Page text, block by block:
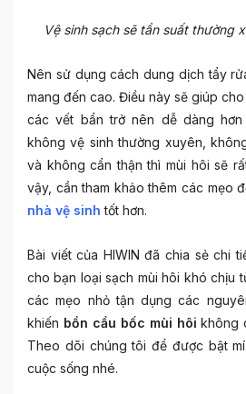
Vệ sinh sạch sẽ tần suất thường
Nên sử dụng cách dung dịch tẩy
mang đến cao. Điều này sẽ giúp
các vết bẩn trở nên dễ dàng
không vệ sinh thường xuyên,
và không cẩn thận thì mùi hôi sẽ
vậy, cần tham khảo thêm các mẹo
nhà vệ sinh tốt hơn.
Bài viết của HIWIN đã chia sẻ chi
cho bạn loại sạch mùi hôi khó chịu
các mẹo nhỏ tận dụng các
khiến bồn cầu bốc mùi hôikhông
Theo dõi chúng tôi để được bật
cuộc sống nhé.